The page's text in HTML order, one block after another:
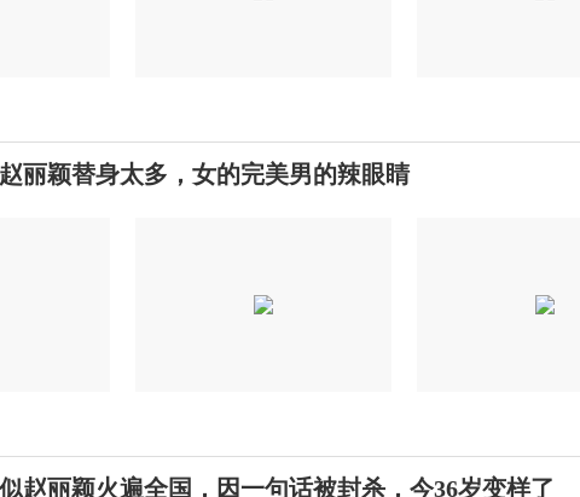
丽颖替身太多，女的完美男的辣眼睛
赵丽颖火遍全国，因一句话被封杀，今36岁变样了